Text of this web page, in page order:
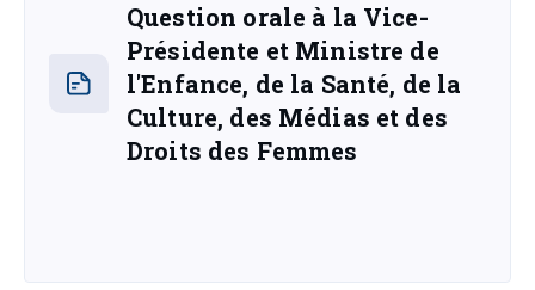
Question orale à la Vice-
Présidente et Ministre de
l'Enfance, de la Santé, de la
Culture, des Médias et des
Droits des Femmes